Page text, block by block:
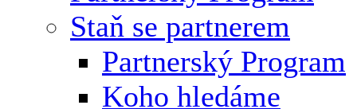
Staň se partnerem
Partnerský Program
Koho hledáme